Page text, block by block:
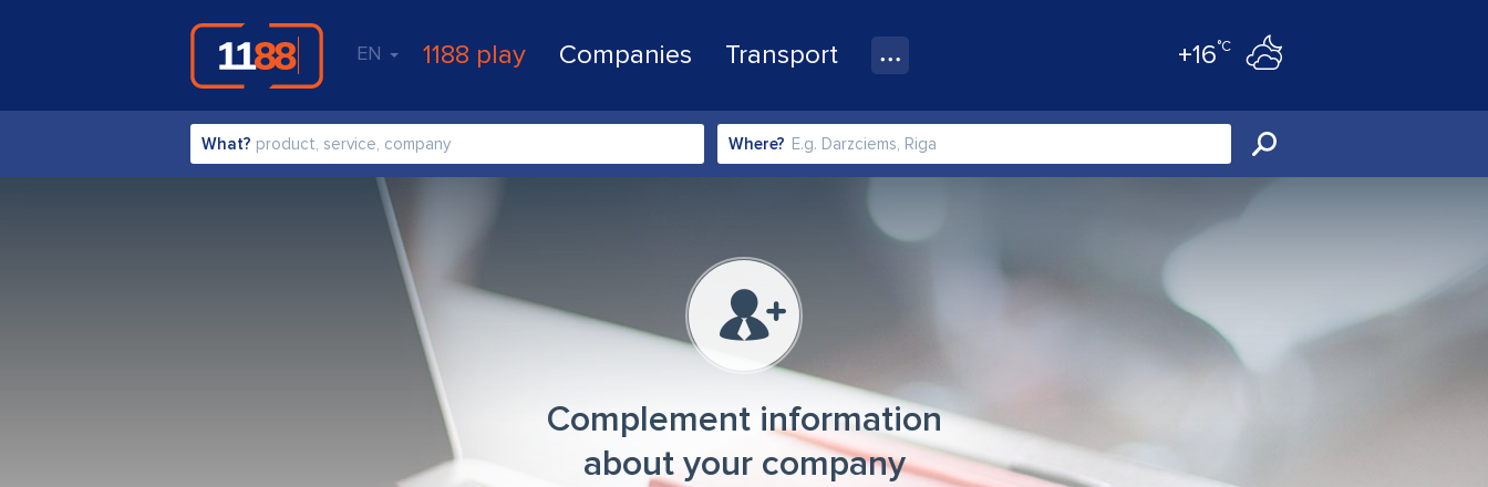
EN 1188 play Companies Transport +16°C
What? Where?
Complement information
about your company